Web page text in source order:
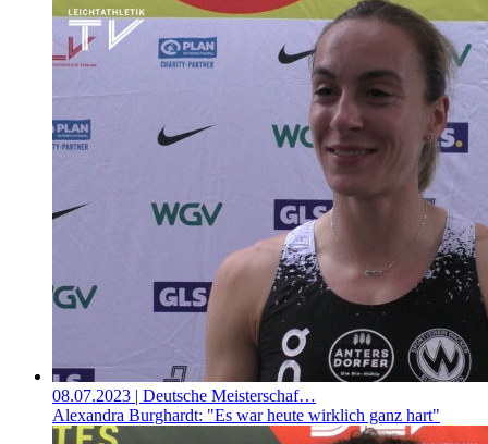
08.07.2023 | Deutsche Meisterschaf…
Alexandra Burghardt: "Es war heute wirklich ganz hart"